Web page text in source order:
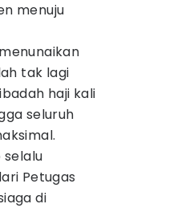
menuju
tak lagi
haji kali
seluruh
selalu
Petugas
di